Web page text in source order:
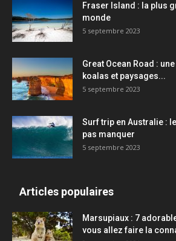
Fraser Island : la plus
monde
5 septembre 2023
Great Ocean Road :
koalas et paysages...
5 septembre 2023
Surf trip en Australie :
pas manquer
5 septembre 2023
Articles populaires
Marsupiaux : 7
vous allez faire la